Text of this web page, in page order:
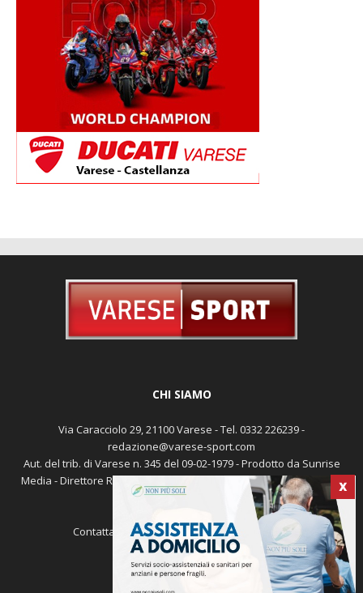
X
CHI SIAMO
Via Caracciolo 29, 21100 Varese - Tel. 0332 226239 -
redazione@varese-sport.com
Aut. del trib. di Varese n. 345 del 09-02-1979 - Prodotto da Sunrise
Media - Direttore Responsabile: Michele Marocco -Cookie policy
Pubblicità
Contattaci: redazione@varese-sport.com